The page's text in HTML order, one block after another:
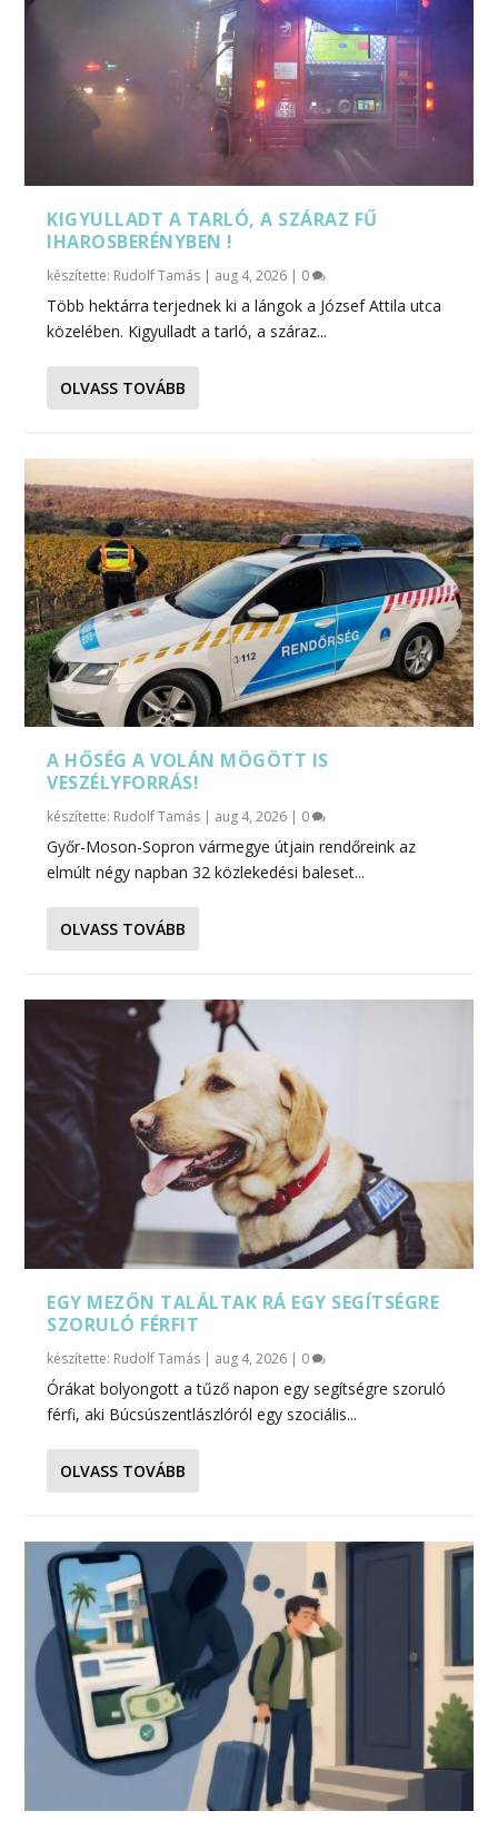
KIGYULLADT A TARLÓ, A SZÁRAZ FŰ
IHAROSBERÉNYBEN !
készítette: Rudolf Tamás | aug 4, 2026 | 0
Több hektárra terjednek ki a lángok a József Attila utca
közelében. Kigyulladt a tarló, a száraz...
OLVASS TOVÁBB
A HŐSÉG A VOLÁN MÖGÖTT IS
VESZÉLYFORRÁS!
készítette: Rudolf Tamás aug 4, 2026 0
Győr-Moson-Sopron vármegye útjain rendőreink az
elmúlt négy napban 32 közlekedési baleset...
OLVASS TOVÁBB
EGY MEZŐN TALÁLTAK RÁ EGY SEGÍTSÉGRE
SZORULÓ FÉRFIT
készítette: Rudolf Tamás | aug 4, 2026 | 0
Órákat bolyongott a tűző napon egy segítségre szoruló
férfi, aki Búcsúszentlászlóról egy szociális...
OLVASS TOVÁBB